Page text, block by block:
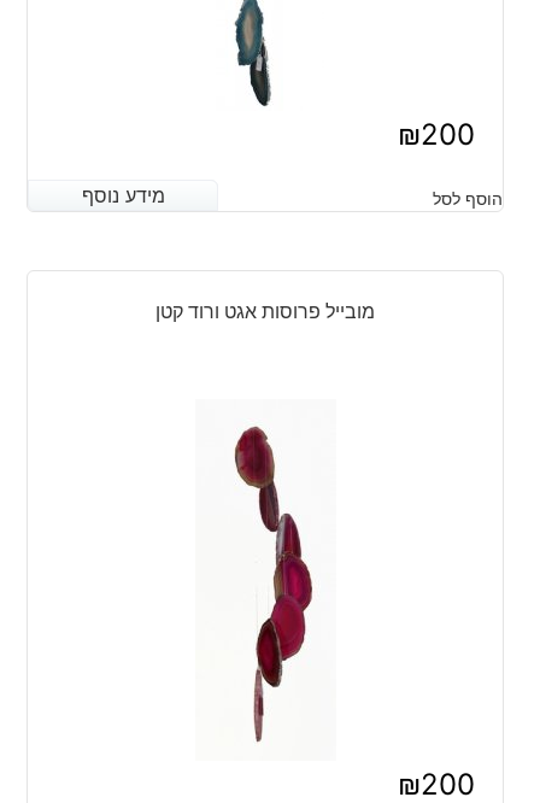
₪200
מידע נוסף הוסף לסל מידע נוסף
מובייל פרוסות אגט ורוד קטן
₪200